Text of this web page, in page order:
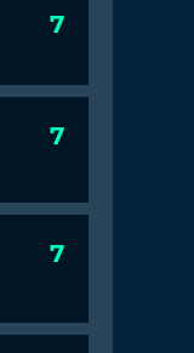
7
7
7